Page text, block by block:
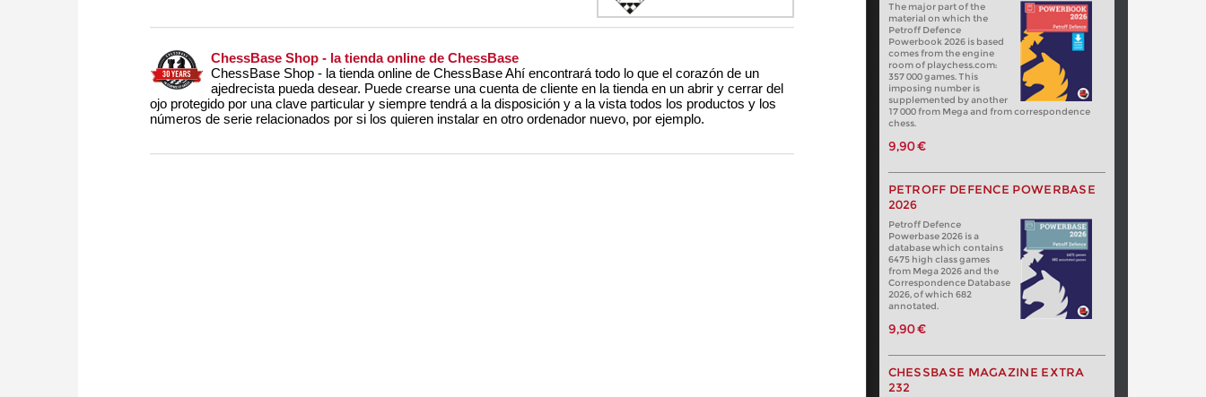
ChessBase Shop - la tienda online de ChessBase
ChessBase Shop - la tienda online de ChessBase Ahí encontrará todo lo que el corazón de un
ajedrecista pueda desear. Puede crearse una cuenta de cliente en la tienda en un abrir y cerrar del
ojo protegido por una clave particular y siempre tendrá a la disposición y a la vista todos los productos y los
números de serie relacionados por si los quieren instalar en otro ordenador nuevo, por ejemplo.
The major part of the
material on which the
Petroff Defence
Powerbook 2026 is based
comes from the engine
room of playchess.com:
357 000 games. This
imposing number is
supplemented by another
17 000 from Mega and from correspondence
chess.
9,90 €
PETROFF DEFENCE POWERBASE
2026
Petroff Defence
Powerbase 2026 is a
database which contains
6475 high class games
from Mega 2026 and the
Correspondence Database
2026, of which 682
annotated.
9,90 €
CHESSBASE MAGAZINE EXTRA
232